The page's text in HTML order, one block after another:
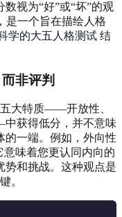
视为“好”或“坏”的观
是一个旨在描绘人格
学的大五人格测试 结
非评判
大特质——开放性、
获得低分，并不意味
的一端。例如，外向性
意味着您更认同内向的
势和挑战。这种观点是
。